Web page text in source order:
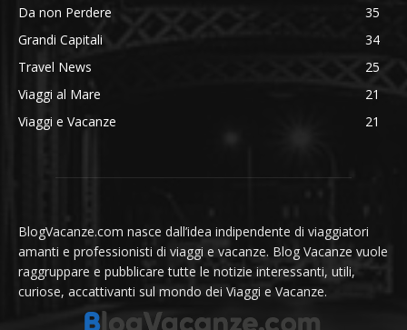
Da non Perdere
35
Grandi Capitali
34
Travel News
25
Viaggi al Mare
21
Viaggi e Vacanze
21
BlogVacanze.com nasce dall’idea indipendente di viaggiatori
amanti e professionisti di viaggi e vacanze. Blog Vacanze vuole
raggruppare e pubblicare tutte le notizie interessanti, utili,
curiose, accattivanti sul mondo dei Viaggi e Vacanze.